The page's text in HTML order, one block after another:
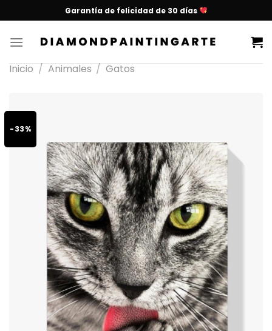
Garantía de felicidad de 30 días
Inicio / Animales / Gatos
-33%